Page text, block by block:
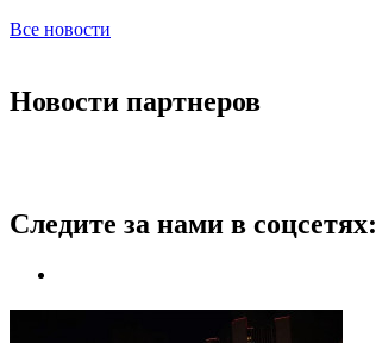
Все новости
Новости партнеров
Следите за нами в соцсетях: